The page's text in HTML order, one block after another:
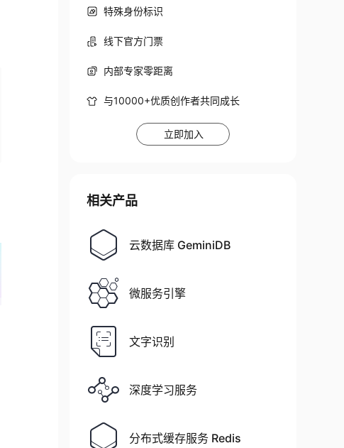
特殊身份标识
线下官方门票
内部专家零距离
与10000+优质创作者共同成长
立即加入
相关产品
云数据库 GeminiDB
微服务引擎
文字识别
深度学习服务
分布式缓存服务 Redis